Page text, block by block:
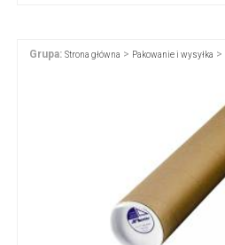
Grupa: Strona główna > Pakowanie i wysyłka >